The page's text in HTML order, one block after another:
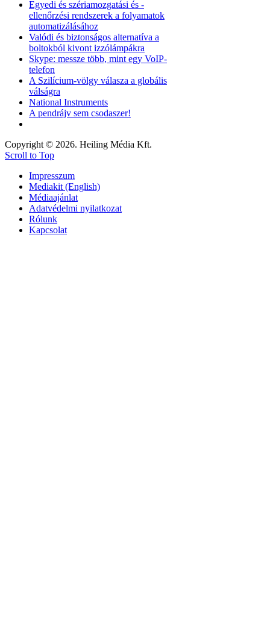
Egyedi és szériamozgatási és -
ellenőrzési rendszerek a folyamatok
automatizálásához
Valódi és biztonságos alternatíva a
boltokból kivont izzólámpákra
Skype: messze több, mint egy VoIP-
telefon
A Szilícium-völgy válasza a globális
válságra
National Instruments
A pendrájv sem csodaszer!
Copyright © 2026. Heiling Média Kft.
Scroll to Top
Impresszum
Mediakit (English)
Médiaajánlat
Adatvédelmi nyilatkozat
Rólunk
Kapcsolat